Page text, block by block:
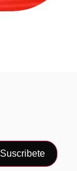
Suscribete